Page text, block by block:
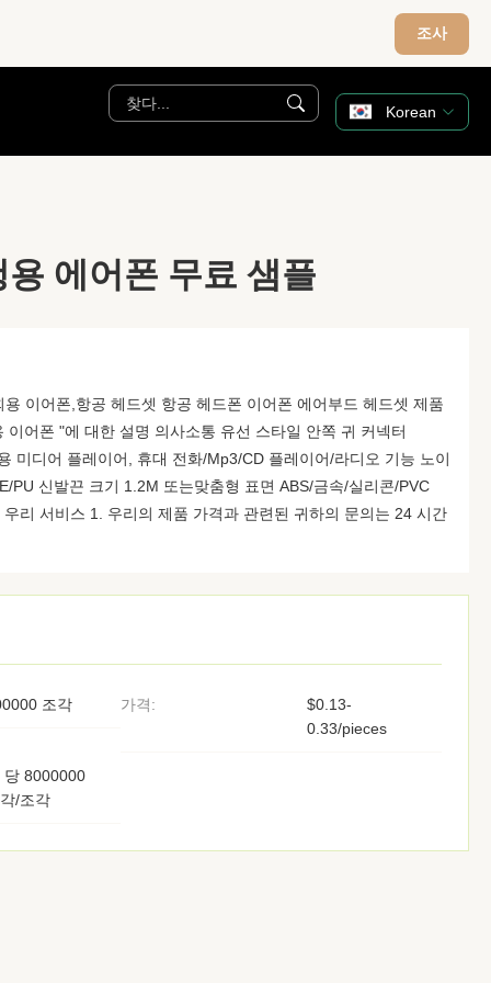
조사
Korean
에어폰 무료 샘플
이어폰,항공 헤드셋 항공 헤드폰 이어폰 에어부드 헤드셋 제품
어폰 "에 대한 설명 의사소통 유선 스타일 안쪽 귀 커넥터
미디어 플레이어, 휴대 전화/Mp3/CD 플레이어/라디오 기능 노이
PU 신발끈 크기 1.2M 또는맞춤형 표면 ABS/금속/실리콘/PVC
리 서비스 1. 우리의 제품 가격과 관련된 귀하의 문의는 24 시간
조각 가격:
$0.13-
0.33/pieces
당 8000000
/조각